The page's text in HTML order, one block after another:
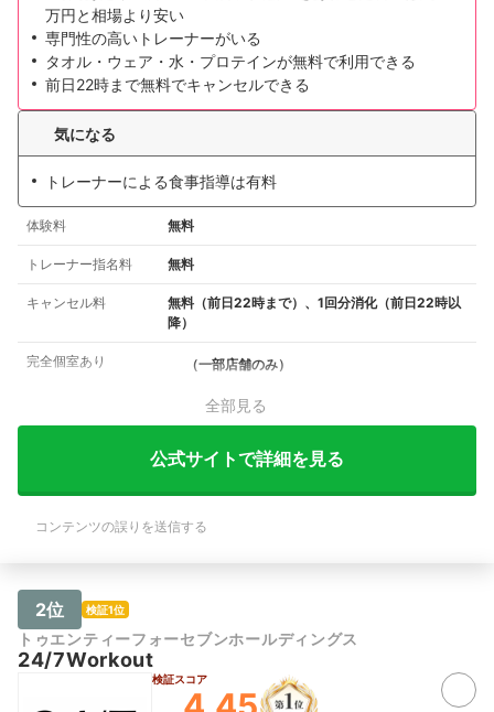
万円と相場より安い
専門性の高いトレーナーがいる
タオル・ウェア・水・プロテインが無料で利用できる
前日22時まで無料でキャンセルできる
気になる
トレーナーによる食事指導は有料
体験料 無料
トレーナー指名料 無料
キャンセル料
無料（前日22時まで）、1回分消化（前日22時以
降）
完全個室あり （一部店舗のみ）
全部見る
公式サイトで詳細を見る
コンテンツの誤りを送信する
2位 検証1位
トゥエンティーフォーセブンホールディングス
24/7Workout
検証スコア